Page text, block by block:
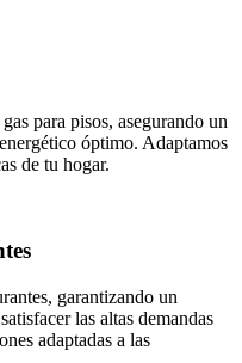
para pisos, asegurando un
óptimo. Adaptamos
de tu hogar.
garantizando un
las altas demandas
adaptadas a las